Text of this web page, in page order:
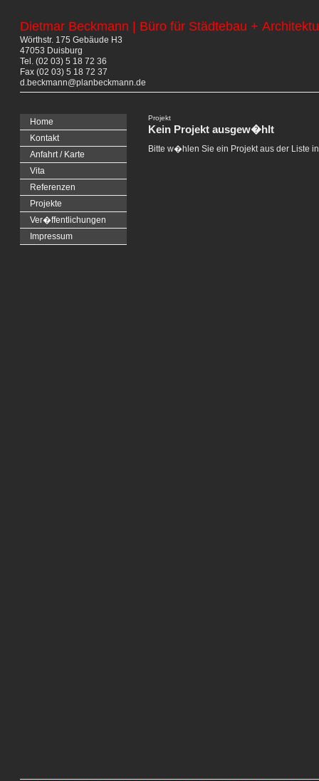
Dietmar Beckmann | Büro für Städtebau +
Wörthstr. 175 Gebäude H3
47053 Duisburg
Tel. (02 03) 5 18 72 36
Fax (02 03) 5 18 72 37
d.beckmann@planbeckmann.de
Home
Kontakt
Anfahrt / Karte
Vita
Referenzen
Projekte
Ver�ffentlichungen
Impressum
Projekt
Kein Projekt ausgew�hlt
Bitte w�hlen Sie ein Projekt aus der Liste